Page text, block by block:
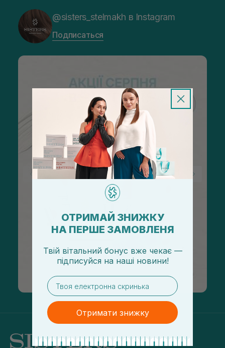
@sisters_stelmakh в Instagram
Подписаться
ОТРИМАЙ ЗНИЖКУ
НА ПЕРШЕ ЗАМОВЛЕНЯ
Твій вітальний бонус вже чекає —
підписуйся на наші новини!
email
Отримати знижку